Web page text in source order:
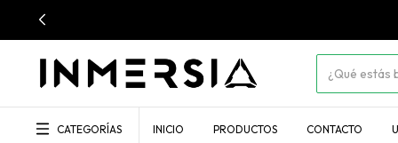
CATEGORÍAS INICIO PRODUCTOS CONTACTO